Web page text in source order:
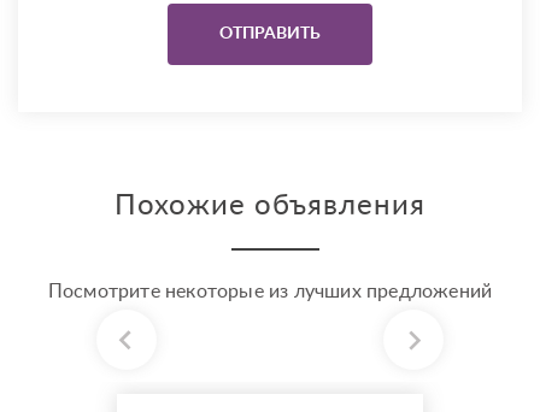
Похожие объявления
Посмотрите некоторые из лучших предложений